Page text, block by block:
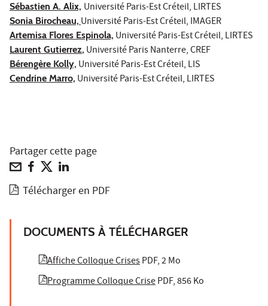
Sébastien A. Alix, Université Paris-Est Créteil, LIRTES
Sonia Birocheau, Université Paris-Est Créteil, IMAGER
Artemisa Flores Espinola, Université Paris-Est Créteil, LIRTES
Laurent Gutierrez, Université Paris Nanterre, CREF
Bérengère Kolly, Université Paris-Est Créteil, LIS
Cendrine Marro, Université Paris-Est Créteil, LIRTES
Partager cette page
Télécharger en PDF
DOCUMENTS À TÉLÉCHARGER
Affiche Colloque CrisesPDF, 2 Mo
Programme Colloque CrisePDF, 856 Ko